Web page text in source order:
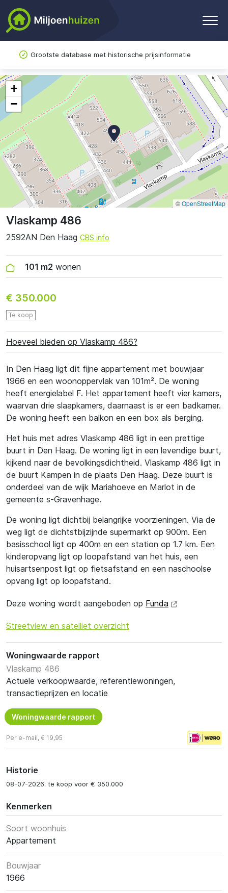
Grootste database met historische prijsinformatie
Vlaskamp 486
2592AN Den Haag CBS info
101 m2 wonen
€ 350.000
Te koop
Hoeveel bieden op Vlaskamp 486?
In Den Haag ligt dit fijne appartement met bouwjaar
1966 en een woonoppervlak van 101m². De woning
heeft energielabel F. Het appartement heeft vier kamers,
waarvan drie slaapkamers, daarnaast is er een badkamer.
De woning heeft een balkon en een box als berging.
Het huis met adres Vlaskamp 486 ligt in een prettige
buurt in Den Haag. De woning ligt in een levendige buurt,
kijkend naar de bevolkingsdichtheid. Vlaskamp 486 ligt in
de buurt Kampen in de plaats Den Haag. Deze buurt is
onderdeel van de wijk Mariahoeve en Marlot in de
gemeente s-Gravenhage.
De woning ligt dichtbij belangrijke voorzieningen. Via de
weg ligt de dichtstbijzijnde supermarkt op 900m. Een
basisschool ligt op 400m en een station op 1.7 km. Een
kinderopvang ligt op loopafstand van het huis, een
huisartsenpost ligt op fietsafstand en een naschoolse
opvang ligt op loopafstand.
Deze woning wordt aangeboden op Funda
Streetview en satelliet overzicht
Woningwaarde rapport
Vlaskamp 486
Actuele verkoopwaarde, referentiewoningen,
transactieprijzen en locatie
Woningwaarde rapport
Per e-mail, € 19,95
Historie
08-07-2026: te koop voor € 350.000
Kenmerken
Soort woonhuis
Appartement
Bouwjaar
1966
+
−
©OpenStreetMap